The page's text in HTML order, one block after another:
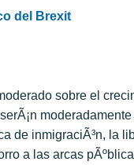
sobre el
de inmigraciÃ³n, la
a las arcas